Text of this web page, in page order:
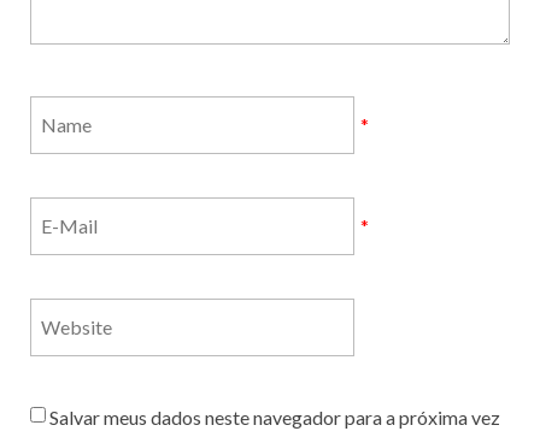
*
*
Salvar meus dados neste navegador para a próxima vez